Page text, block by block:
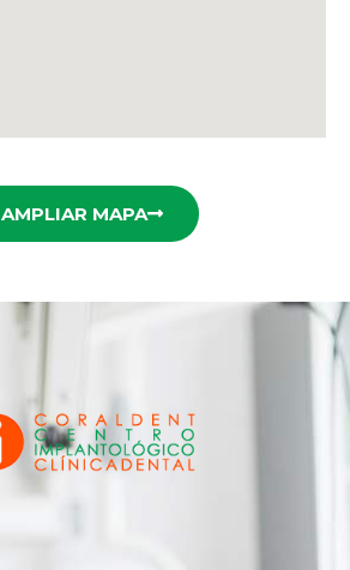
AMPLIAR MAPA